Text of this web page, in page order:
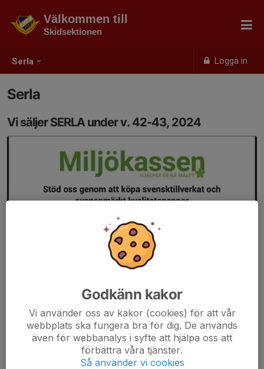
Serla Logga in
Välkommen till
Skidsektionen
Serla
Vi säljer SERLA under v. 42-43, 2024
Godkänn kakor
Vi använder oss av kakor (cookies) för att vår
webbplats ska fungera bra för dig. De används
även för webbanalys i syfte att hjälpa oss att
förbättra våra tjänster.
Så använder vi cookies